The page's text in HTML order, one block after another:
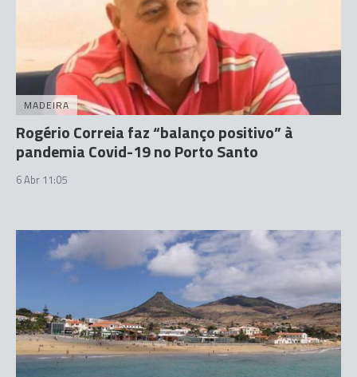
MADEIRA
Rogério Correia faz “balanço positivo” à
pandemia Covid-19 no Porto Santo
6 Abr 11:05